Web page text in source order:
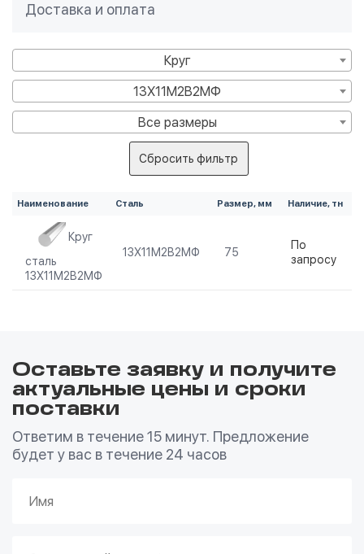
Доставка и оплата
Круг
13Х11М2В2МФ
Все размеры
Сбросить фильтр
Наименование Сталь Размер, мм Наличие, тн
Круг
сталь
13Х11М2В2МФ
13Х11М2В2МФ 75
По
запросу
Оставьте заявку и получите
актуальные цены и сроки
поставки
Ответим в течение 15 минут. Предложение
будет у вас в течение 24 часов